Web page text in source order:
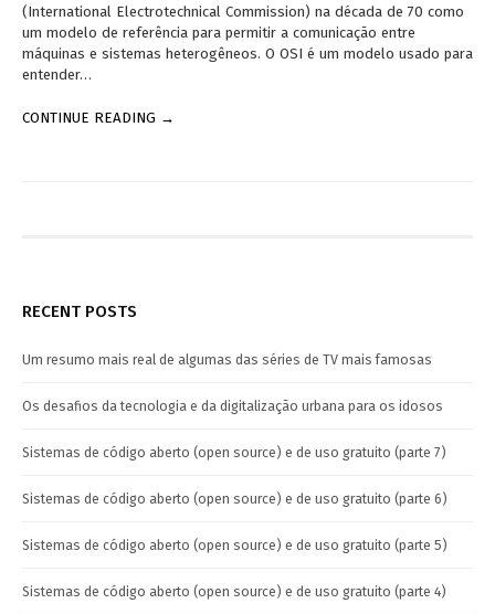
(International Electrotechnical Commission) na década de 70 como
um modelo de referência para permitir a comunicação entre
máquinas e sistemas heterogêneos. O OSI é um modelo usado para
entender…
CONTINUE READING →
RECENT POSTS
Um resumo mais real de algumas das séries de TV mais famosas
Os desafios da tecnologia e da digitalização urbana para os idosos
Sistemas de código aberto (open source) e de uso gratuito (parte 7)
Sistemas de código aberto (open source) e de uso gratuito (parte 6)
Sistemas de código aberto (open source) e de uso gratuito (parte 5)
Sistemas de código aberto (open source) e de uso gratuito (parte 4)